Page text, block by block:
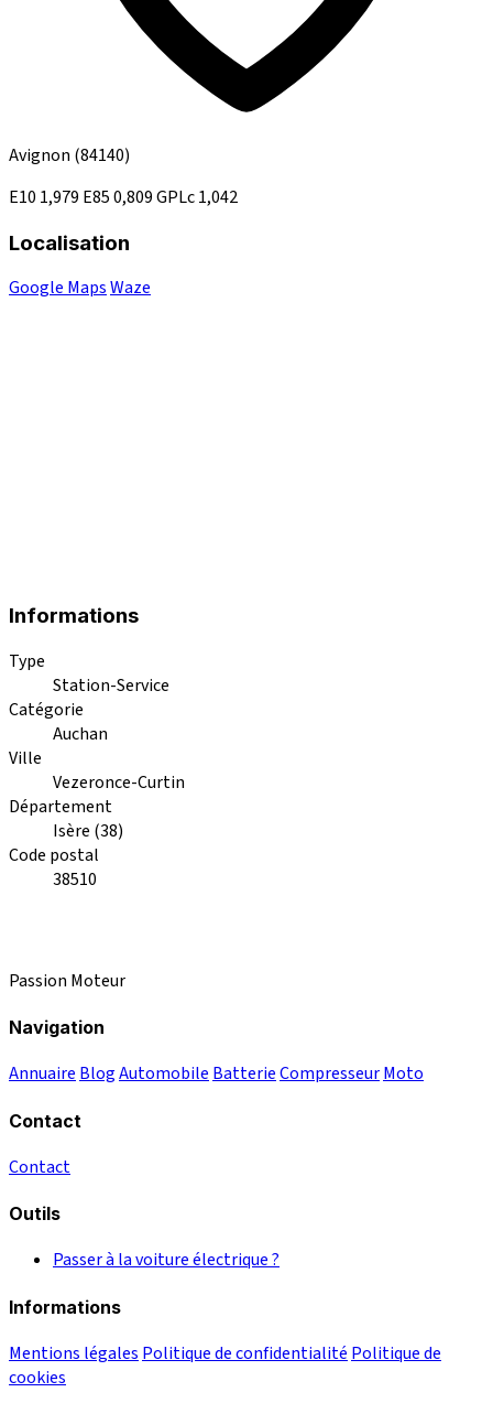
Avignon (84140)
E10 1,979 E850,809GPLc1,042
Localisation
Google MapsWaze
Informations
Type
Station-Service
Catégorie
Auchan
Ville
Vezeronce-Curtin
Département
Isère (38)
Code postal
38510
Passion Moteur
Navigation
Annuaire BlogAutomobile BatterieCompresseurMoto
Contact
Contact
Outils
Passer à la voiture électrique ?
Informations
Mentions légales Politique de confidentialité Politique de
cookies